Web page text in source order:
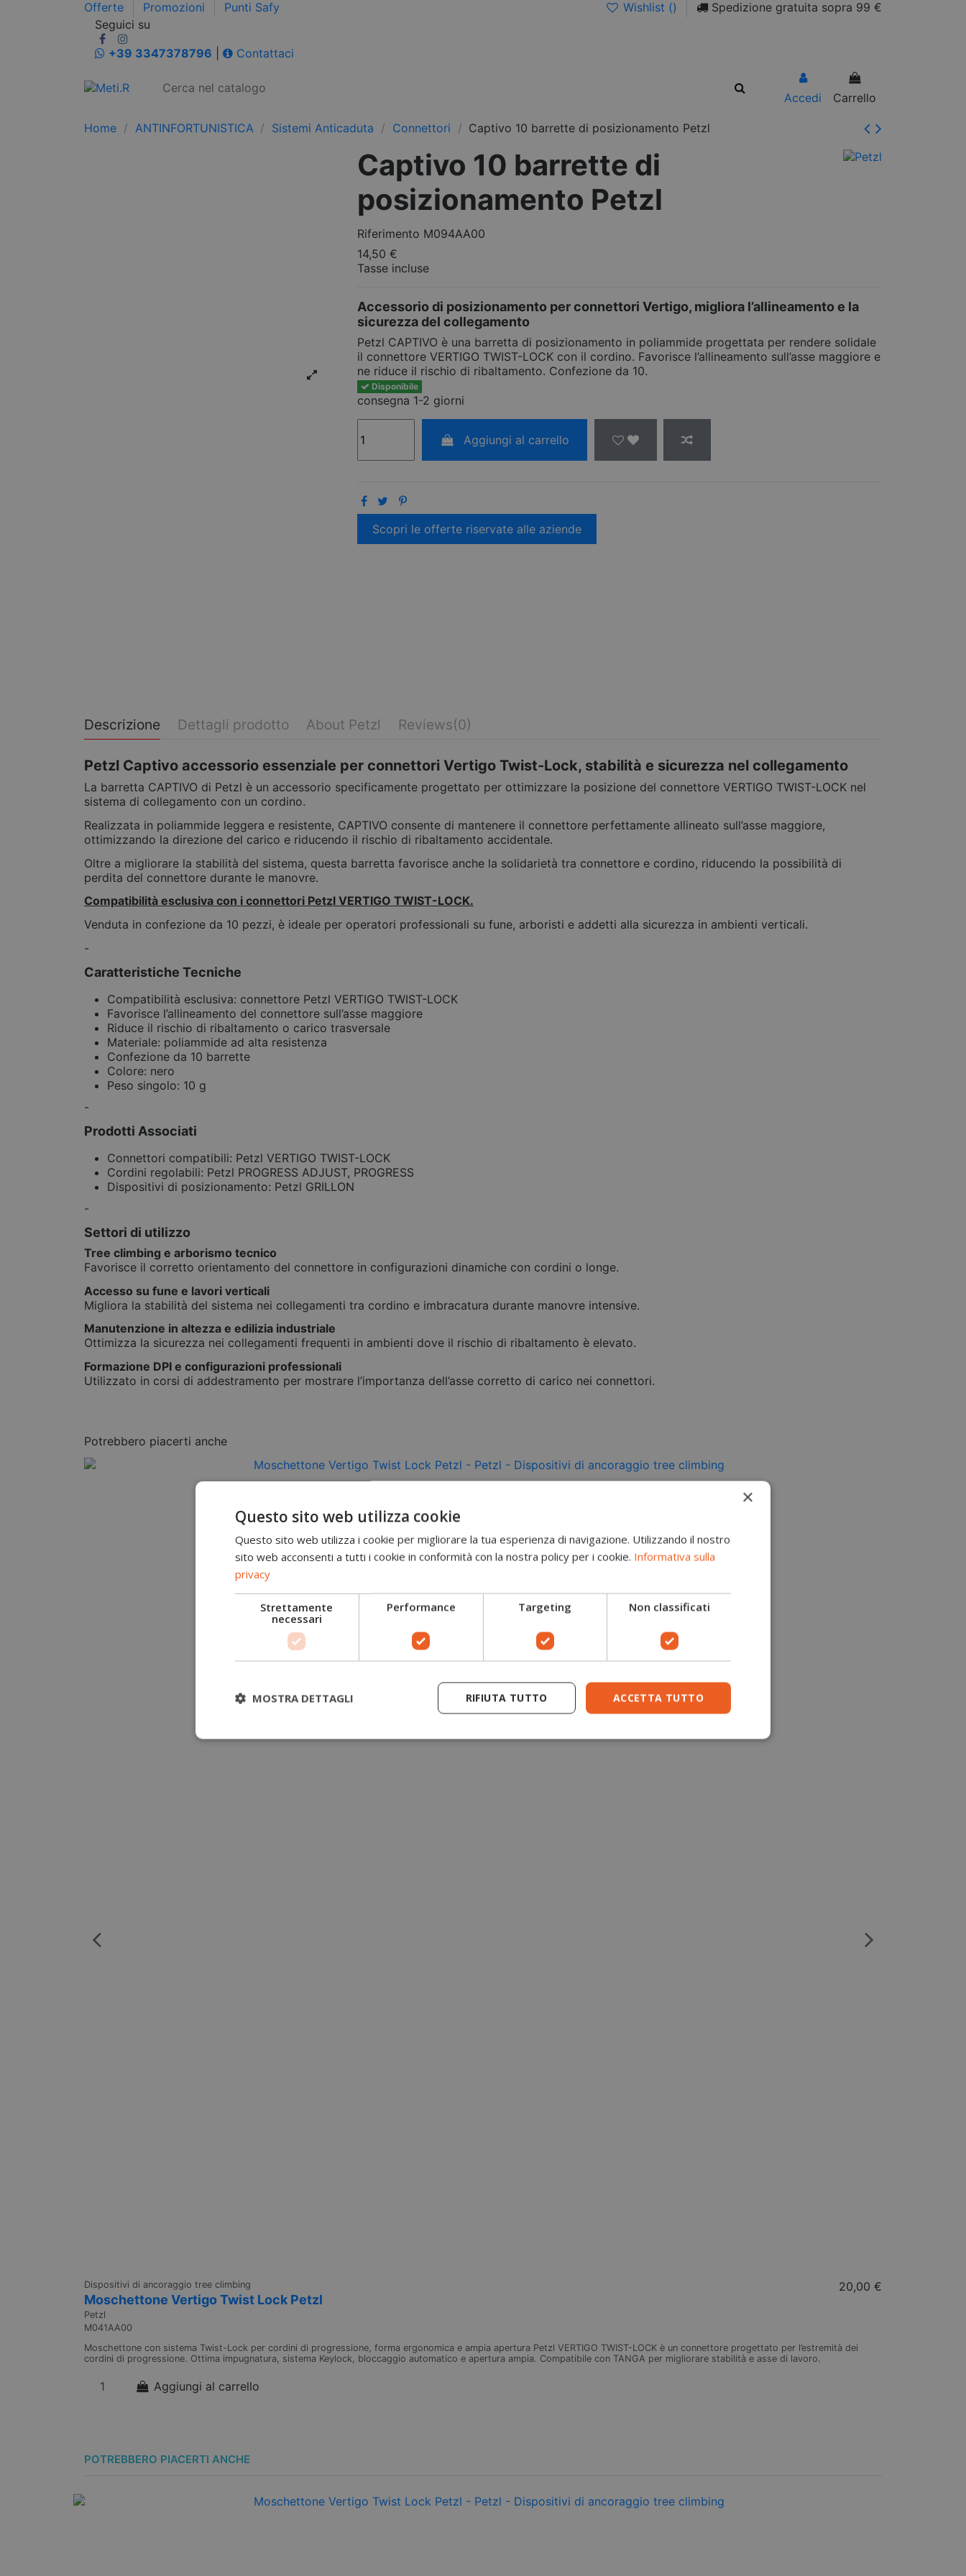
Offerte Promozioni Punti Safy Wishlist ()
Spedizione gratuita sopra 99 €
Seguici su
+39 3347378796
Contattaci
Accedi Carrello
Home ANTINFORTUNISTICA Sistemi Anticaduta Connettori Captivo 10 barrette di posizionamento Petzl
Captivo 10 barrette di
posizionamento Petzl
Riferimento M094AA00
14,50 €
Tasse incluse
Accessorio di posizionamento per connettori Vertigo, migliora l’allineamento e la
sicurezza del collegamento
Petzl CAPTIVO è una barretta di posizionamento in poliammide progettata per rendere solidale
il connettore VERTIGO TWIST-LOCK con il cordino. Favorisce l’allineamento sull’asse maggiore e
ne riduce il rischio di ribaltamento. Confezione da 10.
Disponibile
consegna 1-2 giorni
Aggiungi al carrello
Scopri le offerte riservate alle aziende
Descrizione Dettagli prodotto About Petzl Reviews(0)
Petzl Captivo accessorio essenziale per connettori Vertigo Twist-Lock, stabilità e sicurezza nel collegamento
La barretta CAPTIVO di Petzl è un accessorio specificamente progettato per ottimizzare la posizione del connettore VERTIGO TWIST-LOCK nel
sistema di collegamento con un cordino.
Realizzata in poliammide leggera e resistente, CAPTIVO consente di mantenere il connettore perfettamente allineato sull’asse maggiore,
ottimizzando la direzione del carico e riducendo il rischio di ribaltamento accidentale.
Oltre a migliorare la stabilità del sistema, questa barretta favorisce anche la solidarietà tra connettore e cordino, riducendo la possibilità di
perdita del connettore durante le manovre.
Compatibilità esclusiva con i connettori Petzl VERTIGO TWIST-LOCK.
Venduta in confezione da 10 pezzi, è ideale per operatori professionali su fune, arboristi e addetti alla sicurezza in ambienti verticali.
-
Caratteristiche Tecniche
Compatibilità esclusiva: connettore Petzl VERTIGO TWIST-LOCK
Favorisce l’allineamento del connettore sull’asse maggiore
Riduce il rischio di ribaltamento o carico trasversale
Materiale: poliammide ad alta resistenza
Confezione da 10 barrette
Colore: nero
Peso singolo: 10 g
-
Prodotti Associati
Connettori compatibili: Petzl VERTIGO TWIST-LOCK
Cordini regolabili: Petzl PROGRESS ADJUST, PROGRESS
Dispositivi di posizionamento: Petzl GRILLON
-
Settori di utilizzo
Tree climbing e arborismo tecnico
Favorisce il corretto orientamento del connettore in configurazioni dinamiche con cordini o longe.
Accesso su fune e lavori verticali
Migliora la stabilità del sistema nei collegamenti tra cordino e imbracatura durante manovre intensive.
Manutenzione in altezza e edilizia industriale
Ottimizza la sicurezza nei collegamenti frequenti in ambienti dove il rischio di ribaltamento è elevato.
Formazione DPI e configurazioni professionali
Utilizzato in corsi di addestramento per mostrare l’importanza dell’asse corretto di carico nei connettori.
Potrebbero piacerti anche
Dispositivi di ancoraggio tree climbing
Moschettone Vertigo Twist Lock Petzl
Petzl
M041AA00
20,00 €
Moschettone con sistema Twist-Lock per cordini di progressione, forma ergonomica e ampia apertura Petzl VERTIGO TWIST-LOCK è un connettore progettato per l’estremità dei
cordini di progressione. Ottima impugnatura, sistema Keylock, bloccaggio automatico e apertura ampia. Compatibile con TANGA per migliorare stabilità e asse di lavoro.
Aggiungi al carrello
POTREBBERO PIACERTI ANCHE
×
Questo sito web utilizza cookie
Questo sito web utilizza i cookie per migliorare la tua esperienza di navigazione. Utilizzando il nostro
sito web acconsenti a tutti i cookie in conformità con la nostra policy per i cookie. Informativa sulla
privacy
Strettamente
necessari
Performance Targeting Non classificati
ACCETTA TUTTO
RIFIUTA TUTTO
MOSTRA DETTAGLI